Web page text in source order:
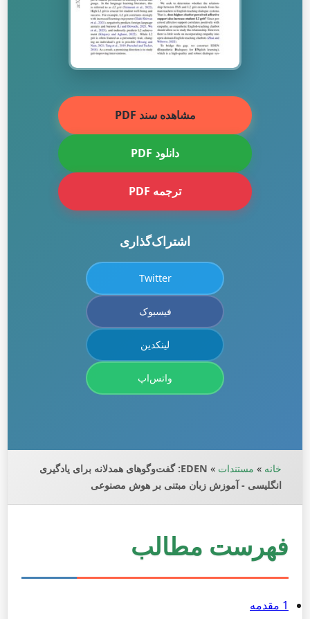
مشاهده سند PDF
دانلود PDF
ترجمه PDF
اشتراک‌گذاری
Twitter
فیسبوک
لینکدین
واتس‌اپ
خانه » مستندات »
EDEN: گفت‌وگوهای همدلانه برای یادگیری
انگلیسی - آموزش زبان مبتنی بر هوش مصنوعی
فهرست مطالب
1 مقدمه